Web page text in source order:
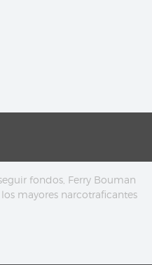
fondos, Ferry Bouman
mayores narcotraficantes